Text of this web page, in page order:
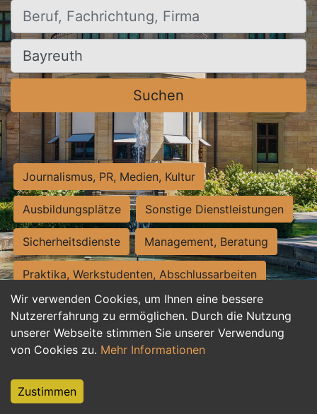
Wir verwenden Cookies, um Ihnen eine bessere
Nutzererfahrung zu ermöglichen. Durch die Nutzung
unserer Webseite stimmen Sie unserer Verwendung
von Cookies zu. Mehr Informationen
Zustimmen
Beruf, Fachrichtung, Firma
Ort, Stadt
Suchen
Journalismus, PR, Medien, Kultur
Ausbildungsplätze Sonstige Dienstleistungen
Sicherheitsdienste Management, Beratung
Praktika, Werkstudenten, Abschlussarbeiten
Personalwesen Assistenz, Sekretariat
Hilfskräfte, Aushilfs- und Nebenjobs
Weiterbildung, Studium, duale Ausbildung